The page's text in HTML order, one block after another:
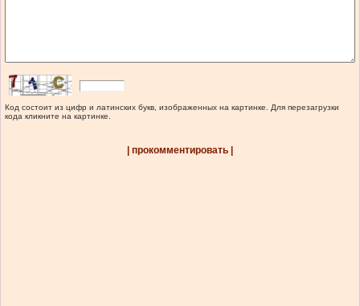
Код состоит из цифр и латинских букв, изображенных на картинке. Для перезагрузки
кода кликните на картинке.
| прокомментировать |